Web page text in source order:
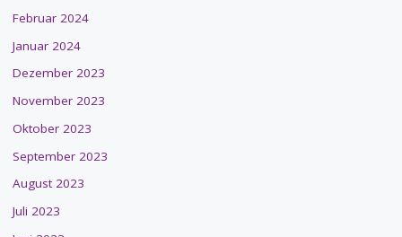
Februar 2024
Januar 2024
Dezember 2023
November 2023
Oktober 2023
September 2023
August 2023
Juli 2023